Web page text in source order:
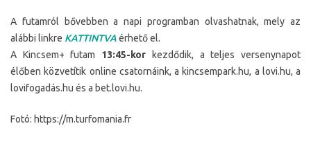
A futamról bővebben a napi programban olvashatnak, mely az
alábbi linkre KATTINTVAérhető el.
A Kincsem+ futam 13:45-kor
kezdődik, a teljes versenynapot
élőben közvetítik online csatornáink, a kincsempark.hu, a lovi.hu, a
lovifogadás.hu és a bet.lovi.hu.
Fotó: https://m.turfomania.fr